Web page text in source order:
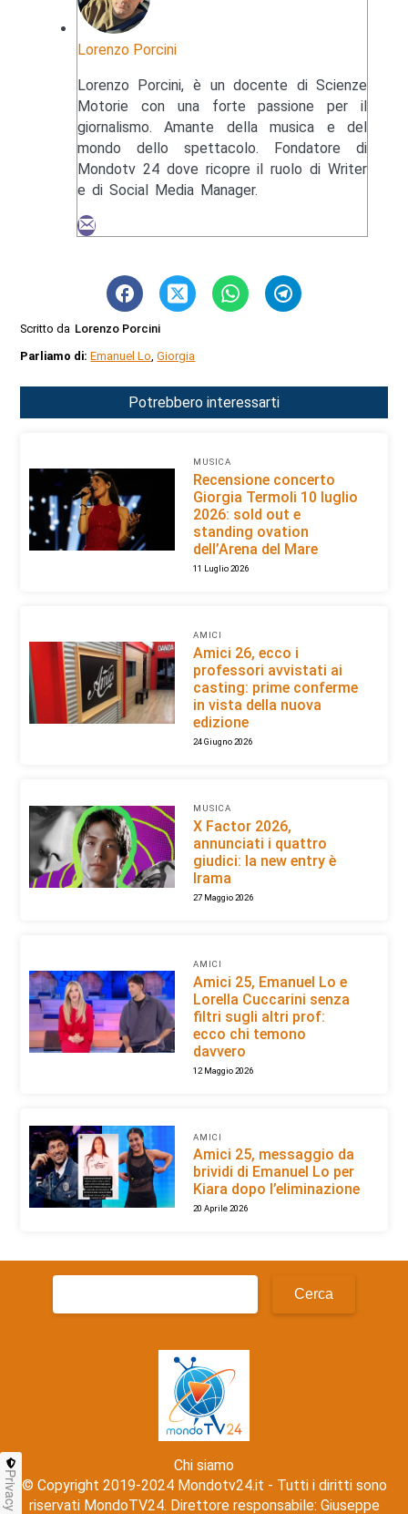
Lorenzo Porcini
Lorenzo Porcini, è un docente di Scienze
Motorie con una forte passione per il
giornalismo. Amante della musica e del
mondo dello spettacolo. Fondatore di
Mondotv 24 dove ricopre il ruolo di Writer
e di Social Media Manager.
Scritto da Lorenzo Porcini
Parliamo di:Emanuel Lo ,Giorgia
Potrebbero interessarti
MUSICA
Recensione concerto
Giorgia Termoli 10 luglio
2026: sold out e
standing ovation
dell’Arena del Mare
11 Luglio 2026
AMICI
Amici 26, ecco i
professori avvistati ai
casting: prime conferme
in vista della nuova
edizione
24 Giugno 2026
MUSICA
X Factor 2026,
annunciati i quattro
giudici: la new entry è
Irama
27 Maggio 2026
AMICI
Amici 25, Emanuel Lo e
Lorella Cuccarini senza
filtri sugli altri prof:
ecco chi temono
davvero
12 Maggio 2026
AMICI
Amici 25, messaggio da
brividi di Emanuel Lo per
Kiara dopo l’eliminazione
20 Aprile 2026
Chi siamo
© Copyright 2019-2024 Mondotv24.it - Tutti i diritti sono
riservati MondoTV24. Direttore responsabile: Giuseppe
Privacy